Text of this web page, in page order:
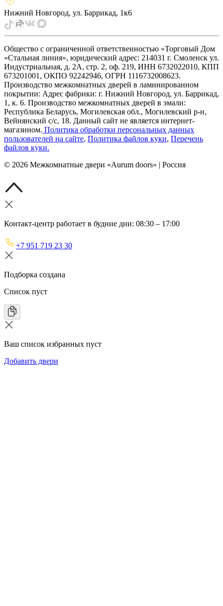
Нижний Новгород, ул. Баррикад, 1к6
Общество с ограниченной ответственностью «Торговый Дом
«Стальная линия», юридический адрес: 214031 г. Смоленск ул.
Индустриальная, д. 2А, стр. 2, оф. 219, ИНН 6732022010, КПП
673201001, ОКПО 92242946, ОГРН 1116732008623.
Производство межкомнатных дверей в ламинированном
покрытии: Адрес фабрики: г. Нижний Новгород, ул. Баррикад,
1, к. 6. Производство межкомнатных дверей в эмали:
Республика Беларусь, Могилевская обл., Могилевский р-н,
Вейнянский с/с, 18. Данный сайт не является интернет-
магазином. Политика обработки персональных данных
пользователей на сайте, Политика файлов куки, Перечень
файлов куки.
© 2026 Межкомнатные двери «Aurum doors» | Россия
Контакт-центр работает в будние дни: 08:30 – 17:00
+7 951 719 23 30
Подборка создана
Список пуст
Ваш список избранных пуст
Добавить двери